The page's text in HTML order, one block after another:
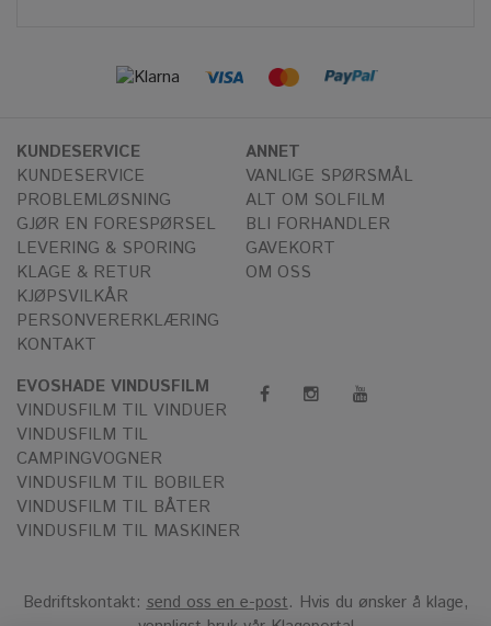
KUNDESERVICE
KUNDESERVICE
PROBLEMLØSNING
GJØR EN FORESPØRSEL
LEVERING & SPORING
KLAGE & RETUR
KJØPSVILKÅR
PERSONVERERKLÆRING
KONTAKT
ANNET
VANLIGE SPØRSMÅL
ALT OM SOLFILM
BLI FORHANDLER
GAVEKORT
OM OSS
EVOSHADE VINDUSFILM
VINDUSFILM TIL VINDUER
VINDUSFILM TIL
CAMPINGVOGNER
VINDUSFILM TIL BOBILER
VINDUSFILM TIL BÅTER
VINDUSFILM TIL MASKINER
Bedriftskontakt: send oss en e-post. Hvis du ønsker å klage,